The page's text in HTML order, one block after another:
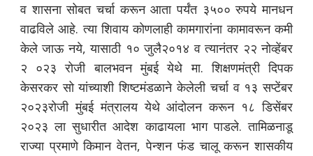
व शासना सोबत चर्चा करून आता पर्यंत ३५०० रुपये मानधन
वाढविले आहे. त्या शिवाय कोणलाही कामगारांना कामावरून कमी
केले जाऊ नये, यासाठी १० जुलै२०१४ व त्यानंतर २२ नोव्हेंबर
२ ०२३ रोजी बालभवन मुंबई येथे मा. शिक्षणमंत्री दिपक
केसरकर सो यांच्याशी शिष्टमंडळाने केलेली चर्चा व १३ सप्टेंबर
२०२३रोजी मुंबई मंत्रालय येथे आंदोलन करून १८ डिसेंबर
२०२३ ला सुधारीत आदेश काढायला भाग पाडले. तामिळनाडू
राज्या प्रमाणे किमान वेतन, पेन्शन फंड चालू करून शासकीय